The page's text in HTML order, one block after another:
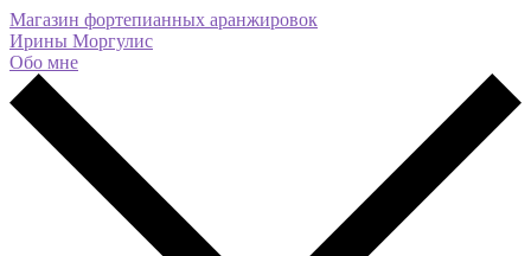
Магазин фортепианных аранжировок
Ирины Моргулис
Обо мне